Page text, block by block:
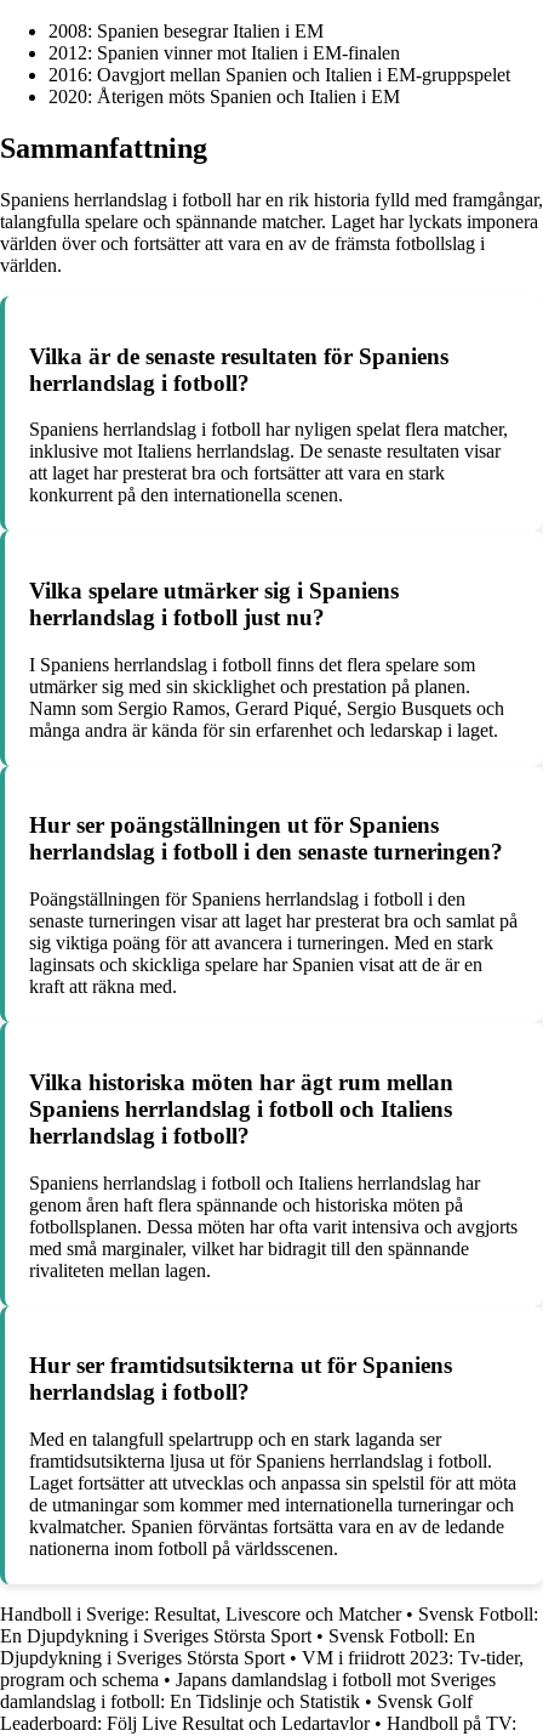
2008: Spanien besegrar Italien i EM
2012: Spanien vinner mot Italien i EM-finalen
2016: Oavgjort mellan Spanien och Italien i EM-gruppspelet
2020: Återigen möts Spanien och Italien i EM
Sammanfattning
Spaniens herrlandslag i fotboll har en rik historia fylld med framgångar,
talangfulla spelare och spännande matcher. Laget har lyckats imponera
världen över och fortsätter att vara en av de främsta fotbollslag i
världen.
Vilka är de senaste resultaten för Spaniens
herrlandslag i fotboll?
Spaniens herrlandslag i fotboll har nyligen spelat flera matcher,
inklusive mot Italiens herrlandslag. De senaste resultaten visar
att laget har presterat bra och fortsätter att vara en stark
konkurrent på den internationella scenen.
Vilka spelare utmärker sig i Spaniens
herrlandslag i fotboll just nu?
I Spaniens herrlandslag i fotboll finns det flera spelare som
utmärker sig med sin skicklighet och prestation på planen.
Namn som Sergio Ramos, Gerard Piqué, Sergio Busquets och
många andra är kända för sin erfarenhet och ledarskap i laget.
Hur ser poängställningen ut för Spaniens
herrlandslag i fotboll i den senaste turneringen?
Poängställningen för Spaniens herrlandslag i fotboll i den
senaste turneringen visar att laget har presterat bra och samlat på
sig viktiga poäng för att avancera i turneringen. Med en stark
laginsats och skickliga spelare har Spanien visat att de är en
kraft att räkna med.
Vilka historiska möten har ägt rum mellan
Spaniens herrlandslag i fotboll och Italiens
herrlandslag i fotboll?
Spaniens herrlandslag i fotboll och Italiens herrlandslag har
genom åren haft flera spännande och historiska möten på
fotbollsplanen. Dessa möten har ofta varit intensiva och avgjorts
med små marginaler, vilket har bidragit till den spännande
rivaliteten mellan lagen.
Hur ser framtidsutsikterna ut för Spaniens
herrlandslag i fotboll?
Med en talangfull spelartrupp och en stark laganda ser
framtidsutsikterna ljusa ut för Spaniens herrlandslag i fotboll.
Laget fortsätter att utvecklas och anpassa sin spelstil för att möta
de utmaningar som kommer med internationella turneringar och
kvalmatcher. Spanien förväntas fortsätta vara en av de ledande
nationerna inom fotboll på världsscenen.
Handboll i Sverige: Resultat, Livescore och Matcher• Svensk Fotboll:
En Djupdykning i Sveriges Största Sport • Svensk Fotboll: En
Djupdykning i Sveriges Största Sport • VM i friidrott 2023: Tv-tider,
program och schema • Japans damlandslag i fotboll mot Sveriges
damlandslag i fotboll: En Tidslinje och Statistik • Svensk Golf
Leaderboard: Följ Live Resultat och Ledartavlor• Handboll på TV: